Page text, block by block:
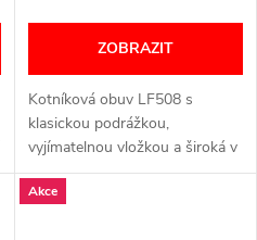
ZOBRAZIT
Kotníková obuv LF508 s
klasickou podrážkou,
vyjímatelnou vložkou a široká v
prstech. Video Šířka: H (široký)
VELIKOSTNÍ TABULKA NÍŽE V
Akce